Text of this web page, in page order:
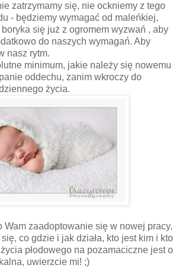
zatrzymamy się, nie ockniemy z tego
- będziemy wymagać od maleńkiej,
boryka się już z ogromem wyzwań , aby
do naszych wymagań. Aby
nasz rytm.
minimum, jakie należy się nowemu
oddechu, zanim wkroczy do
życia.
Wam zaadoptowanie się w nowej pracy,
co gdzie i jak działa, kto jest kim i kto
płodowego na pozamaciczne jest o
uwierzcie mi! ;)